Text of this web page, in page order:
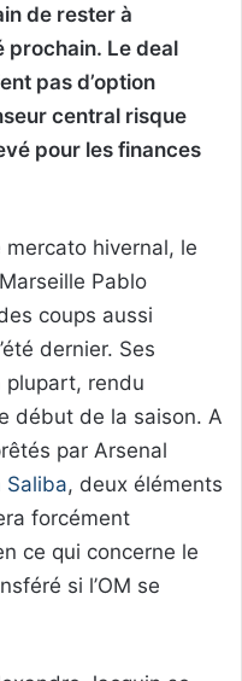
de rester à
prochain. Le deal
pas d’option
central risque
pour les finances
hivernal, le
Pablo
coups aussi
dernier. Ses
plupart, rendu
début de la saison. A
par Arsenal
Saliba, deux éléments
forcément
ce qui concerne le
si l’OM se